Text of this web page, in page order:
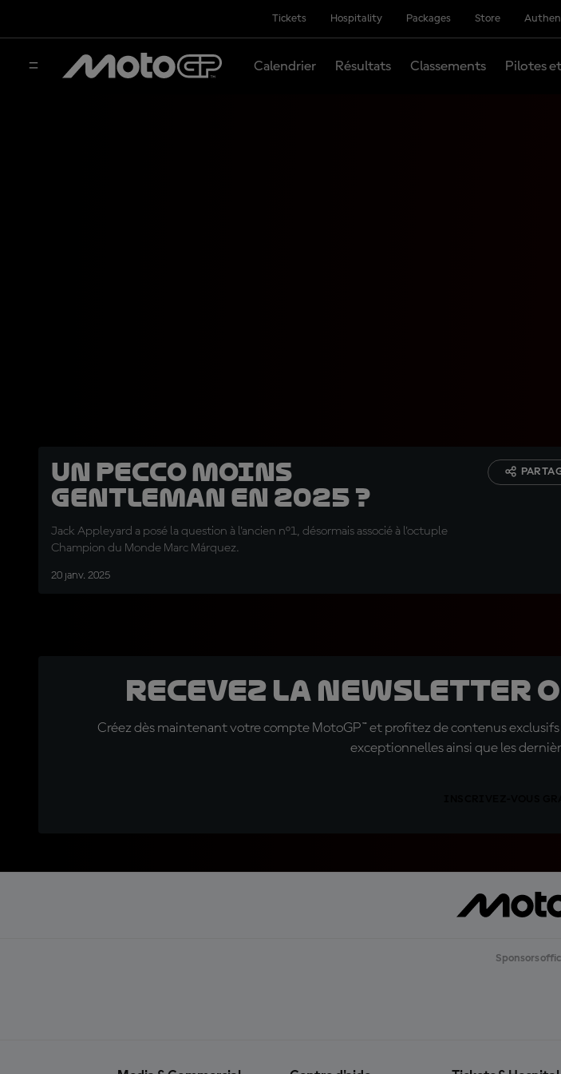
Tickets Hospitality Packages Store
Calendrier Résultats Classements Pilotes
Un Pecco moins
gentleman en 2025 ?
Jack Appleyard a posé la question à l'ancien n°1, désormais associé à l'octuple
Champion du Monde Marc Márquez.
20 janv. 2025
Recevez la Newsletter
Créez dès maintenant votre compte MotoGP™ et profitez de contenus
exceptionnelles ainsi que les
Sponsors